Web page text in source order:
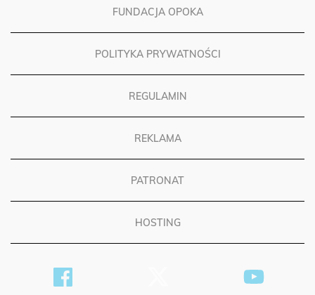
FUNDACJA OPOKA
POLITYKA PRYWATNOŚCI
REGULAMIN
REKLAMA
PATRONAT
HOSTING